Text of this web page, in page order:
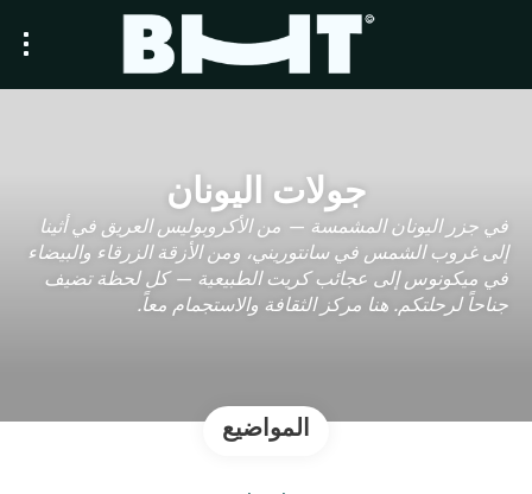
جولات اليونان
في جزر اليونان المشمسة — من الأكروبوليس العريق في أثينا
إلى غروب الشمس في سانتوريني، ومن الأزقة الزرقاء والبيضاء
في ميكونوس إلى عجائب كريت الطبيعية — كل لحظة تضيف
جناحاً لرحلتكم. هنا مركز الثقافة والاستجمام معاً.
المواضيع